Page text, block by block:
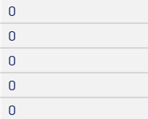
0
0
0
0
0